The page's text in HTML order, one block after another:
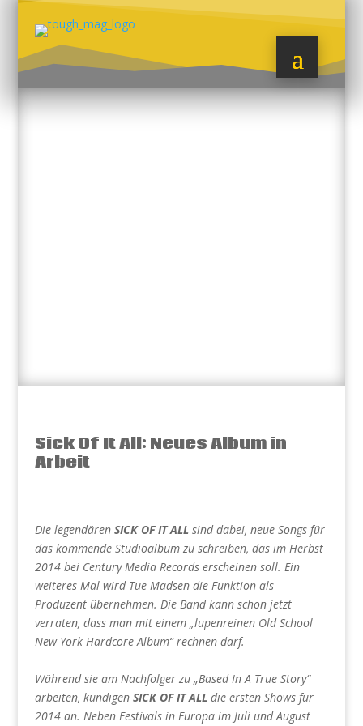
Sick Of It All: Neues Album in
Arbeit
Die legendären SICK OF IT ALLsind dabei, neue Songs für
das kommende Studioalbum zu schreiben, das im Herbst
2014 bei Century Media Records erscheinen soll. Ein
weiteres Mal wird Tue Madsen die Funktion als
Produzent übernehmen. Die Band kann schon jetzt
verraten, dass man mit einem „lupenreinen Old School
New York Hardcore Album“rechnen darf.
Während sie am Nachfolger zu „Based In A True Story“
arbeiten, kündigen SICK OF IT ALLdie ersten Shows für
2014 an. Neben Festivals in Europa im Juli und August